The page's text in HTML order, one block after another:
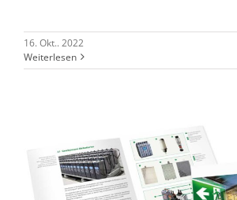
16. Okt.. 2022
Weiterlesen